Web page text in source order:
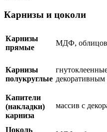
Карнизы и цоколи
Карнизы
прямые
МДФ,
Карнизы
полукруглые
Капители
(накладки)
карниза
массив с
Цоколь